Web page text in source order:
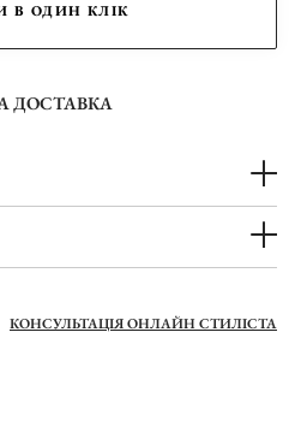
В ОДИН КЛІК
ДОСТАВКА
КОНСУЛЬТАЦІЯ ОНЛАЙН СТИЛІСТА